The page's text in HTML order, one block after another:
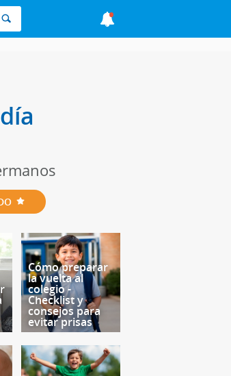
Cómo preparar
la vuelta al
colegio -
Checklist y
consejos para
evitar prisas